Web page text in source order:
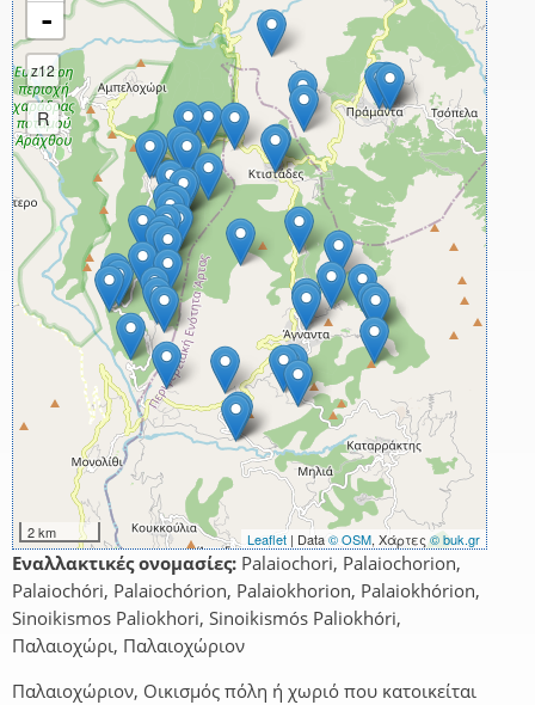
-
z12
R
2 km Leaflet | Data© OSM, Χάρτες © buk.gr
Εναλλακτικές ονομασίες: Palaiochori, Palaiochorion,
Palaiochóri, Palaiochórion, Palaiokhorion, Palaiokhórion,
Sinoikismos Paliokhori, Sinoikismós Paliokhóri,
Παλαιοχώρι, Παλαιοχώριον
Παλαιοχώριον, Οικισμός πόλη ή χωριό που κατοικείται